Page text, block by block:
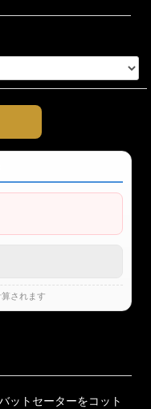
されます
ットセーターをコット